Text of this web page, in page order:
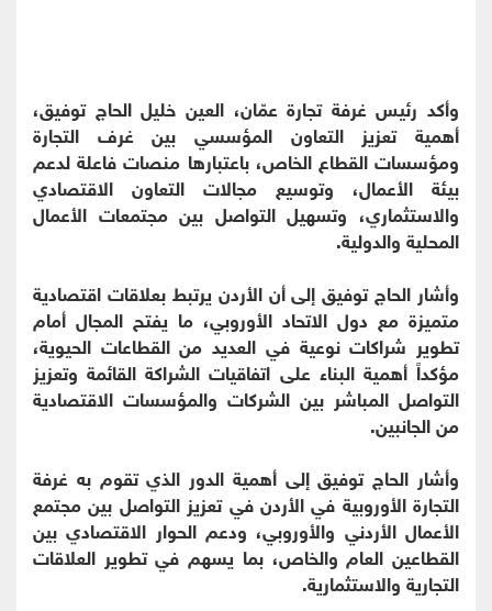
وأكد رئيس غرفة تجارة عمّان، العين خليل الحاج توفيق،
أهمية تعزيز التعاون المؤسسي بين غرف التجارة
ومؤسسات القطاع الخاص، باعتبارها منصات فاعلة لدعم
بيئة الأعمال، وتوسيع مجالات التعاون الاقتصادي
والاستثماري، وتسهيل التواصل بين مجتمعات الأعمال
المحلية والدولية.
وأشار الحاج توفيق إلى أن الأردن يرتبط بعلاقات اقتصادية
متميزة مع دول الاتحاد الأوروبي، ما يفتح المجال أمام
تطوير شراكات نوعية في العديد من القطاعات الحيوية،
مؤكداً أهمية البناء على اتفاقيات الشراكة القائمة وتعزيز
التواصل المباشر بين الشركات والمؤسسات الاقتصادية
من الجانبين.
وأشار الحاج توفيق إلى أهمية الدور الذي تقوم به غرفة
التجارة الأوروبية في الأردن في تعزيز التواصل بين مجتمع
الأعمال الأردني والأوروبي، ودعم الحوار الاقتصادي بين
القطاعين العام والخاص، بما يسهم في تطوير العلاقات
التجارية والاستثمارية.